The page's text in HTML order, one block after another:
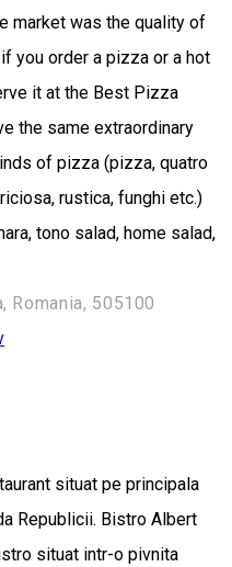
market was the quality of
you order a pizza or a hot
it at the Best Pizza
the same extraordinary
of pizza (pizza, quatro
rustica, funghi etc.)
tono salad, home salad,
Romania, 505100
situat pe principala
Republicii. Bistro Albert
situat intr-o pivnita